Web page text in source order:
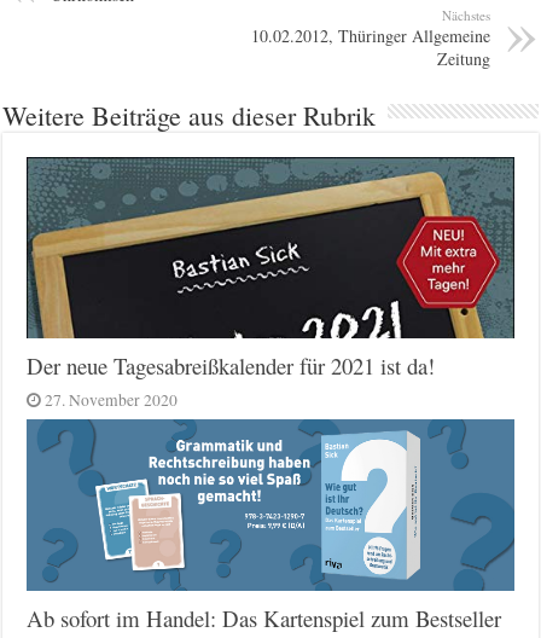
Nächstes
10.02.2012, Thüringer Allgemeine
Zeitung
Weitere Beiträge aus dieser Rubrik
Der neue Tagesabreißkalender für 2021 ist da!
27. November 2020
Ab sofort im Handel: Das Kartenspiel zum Bestseller